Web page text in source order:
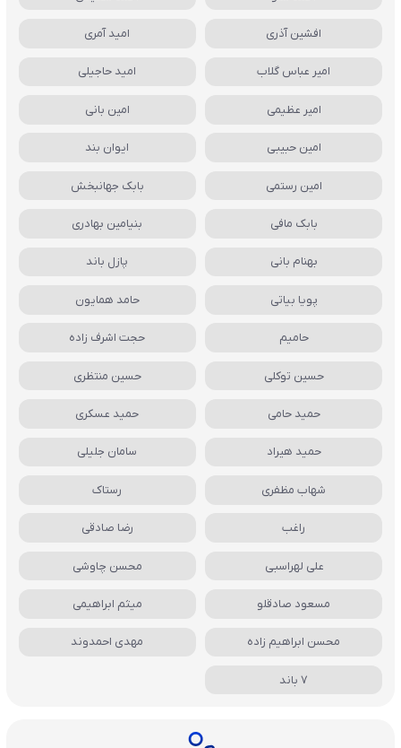
افشین آذری امید آمری
امیر عباس گلاب امید حاجیلی
امیر عظیمی امین بانی
امین حبیبی ایوان بند
امین رستمی بابک جهانبخش
بابک مافی بنیامین بهادری
بهنام بانی پازل باند
پویا بیاتی حامد همایون
حامیم حجت اشرف زاده
حسین توکلی حسین منتظری
حمید حامی حمید عسکری
حمید هیراد سامان جلیلی
شهاب مظفری رستاک
راغب رضا صادقی
علی لهراسبی محسن چاوشی
مسعود صادقلو میثم ابراهیمی
محسن ابراهیم زاده مهدی احمدوند
7 باند